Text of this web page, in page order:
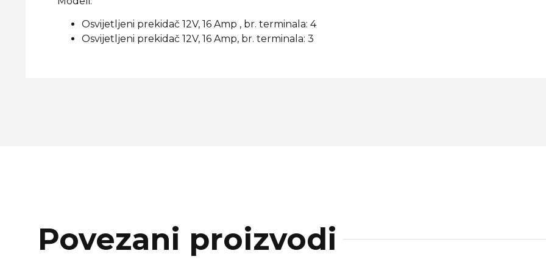
Osvijetljeni prekidač 12V, 16 Amp , br. terminala: 4
Osvijetljeni prekidač 12V, 16 Amp, br. terminala: 3
Povezani proizvodi